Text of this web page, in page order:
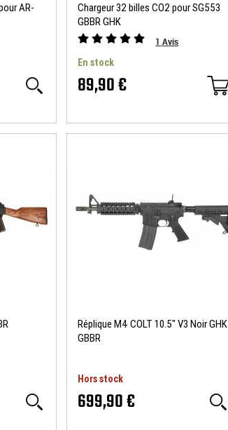
AR-
Chargeur 32 billes CO2 pour SG553
GBBR GHK
1 Avis
En stock
89,90 €
Réplique M4 COLT 10.5" V3 Noir GHK
GBBR
Hors stock
699,90 €